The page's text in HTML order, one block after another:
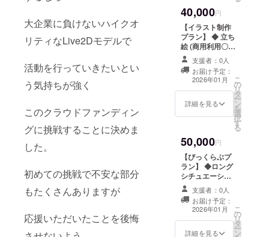
大企業に負けないハイクオ
リティなLive2Dモデルで
活動を行っていきたいとい
う気持ちが強く
このクラウドファンディン
グに挑戦することに決めま
した。
初めての挑戦で不安な部分
もたくさんありますが
応援いただいたことを後悔
┣１０秒ほどの
動画音声データ
をメールにて
URLでお渡しと
なります。 ┗備
考欄に希望され
るお名前をご記
入ください。︎
◇Live2d姿での
お礼動画 ┣３０
秒ほどの動画を
ます。 ◇クラ
ファン限定オリ
ジナルPC壁紙
◇クラファン限
定オリジナルス
マホ壁紙 ◇初配
信内のスライド
にお名前掲載 ┗
備考欄に希望さ
れるお名前をご
援者様限定プロ
ジェクトの進捗
報告
40,000円
【イラスト制作
プラン】 ◆ 立ち
絵 (商用利用〇)
┣ 備考欄に希望
されるご要望を
記入してくださ
い。 ┣ お任せあ
り〇 ┗サイズ:
2000×4000px
希望されるお名
前をご記入くだ
さい。︎ ◇支援者
様限定プロジェ
クトの進捗報告
支援者：0人
お届け予定：
2026年01月
詳細を見る
こ
の
リ
タ
ー
ン
を
選
択
す
る
50,000円
【びっくらぶプ
ラン】 ◆ロング
シチュエーショ
ンボイス ┣備考
欄にご希望のシ
チュエーション
をご記入してく
ださい。 ┗２分
間のオリジナル
支援者：0人
お届け予定：
2026年01月
詳細を見る
こ
の
リ
タ
ー
ン